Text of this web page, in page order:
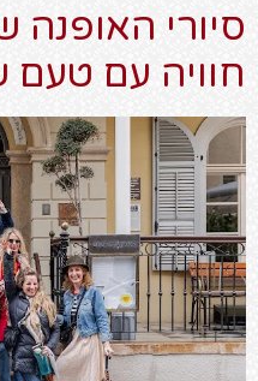
סיורי האופנה
חוויה עם טעם